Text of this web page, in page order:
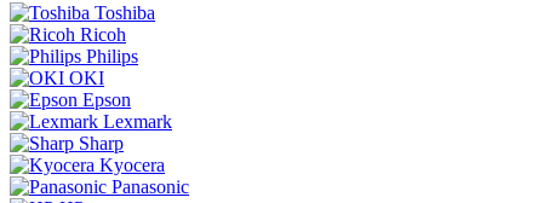
Toshiba
Ricoh
Philips
OKI
Epson
Lexmark
Sharp
Kyocera
Panasonic